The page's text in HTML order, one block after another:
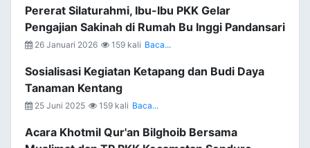
Pererat Silaturahmi, Ibu-Ibu PKK Gelar
Pengajian Sakinah di Rumah Bu Inggi Pandansari
26 Januari 2026 159 kali Baca...
Sosialisasi Kegiatan Ketapang dan Budi Daya
Tanaman Kentang
25 Juni 2025 159 kali Baca...
Acara Khotmil Qur'an Bilghoib Bersama